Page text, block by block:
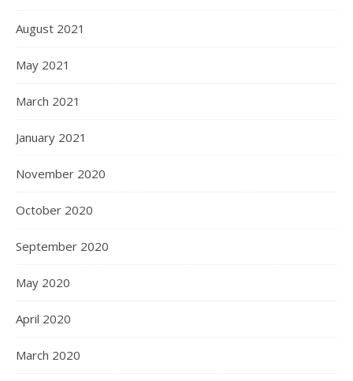
August 2021
May 2021
March 2021
January 2021
November 2020
October 2020
September 2020
May 2020
April 2020
March 2020